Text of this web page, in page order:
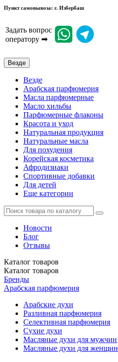
Пункт самовывоза: г. Избербаш
Задать вопрос
оператору ➡
Везде
Везде
Арабская парфюмерия
Масла парфюмерные
Масло хильбы
Парфюмерные флаконы
Красота и уход
Натуральная продукция
Натуральные масла
Для похудения
Корейская косметика
Афродизиаки
Спортивные добавки
Для детей
Еще категории
Новости
Блог
Отзывы
Каталог товаров
Каталог товаров
Бренды
Арабская парфюмерия
Арабские духи
Разливная парфюмерия
Селективная парфюмерия
Сухие духи
Масляные духи для мужчин
Масляные духи для женщин